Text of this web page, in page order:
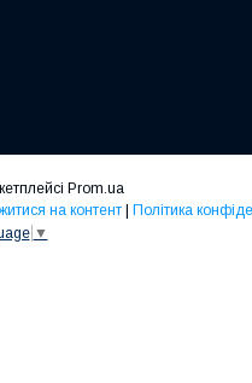
Prom.ua
на контент
Політика
▼